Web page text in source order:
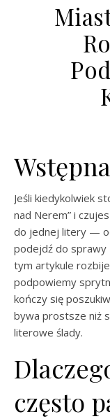
Jeśli kiedykolwiek
nad Nerem” i
do jednej litery —
podejdź do sprawy
tym artykule
podpowiemy
kończy się
bywa prostsze niż
literowe ślady.
często